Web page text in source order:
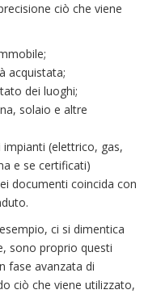
ciò che viene
acquistata;
dei luoghi;
solaio e altre
(elettrico, gas,
e se certificati)
documenti coincida con
ci si dimentica
sono proprio questi
fase avanzata di
ciò che viene utilizzato,